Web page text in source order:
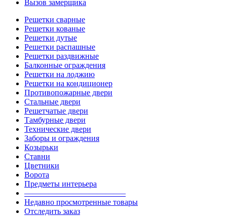
Вызов замерщика
Решетки сварные
Решетки кованые
Решетки дутые
Решетки распашные
Решетки раздвижные
Балконные ограждения
Решетки на лоджию
Решетки на кондиционер
Противопожарные двери
Стальные двери
Решетчатые двери
Тамбурные двери
Технические двери
Заборы и ограждения
Козырьки
Ставни
Цветники
Ворота
Предметы интерьера
————————————–
Недавно просмотренные товары
Отследить заказ